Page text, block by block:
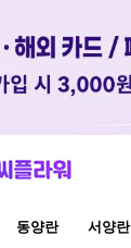
동양란 서양란